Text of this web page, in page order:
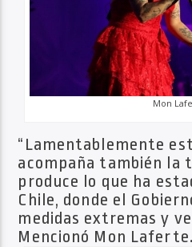
Mon
“Lamentablemente
acompaña también la
produce lo que ha
Chile, donde el
medidas extremas y
Mencionó Mon Laferte.